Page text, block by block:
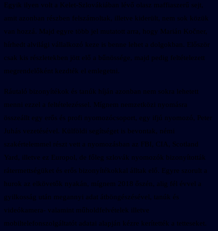
Egyik ilyen volt a Kelet-Szlovákiában lévő olasz maffiaszerű sejt,
amit azonban részben felszámoltak, illetve kiderült, nem sok közük
van hozzá. Majd egyre több jel mutatott arra, hogy Marián Kočner,
hírhedt alvilági vállalkozó keze is benne lehet a dolgokban. Először
csak kis részletekben jött elő a bűnössége, majd pedig feltételezett
megrendelőként kezdték el emlegetni.
Ráutaló bizonyítékok és tanúk híján azonban nem sokra lehetett
menni ezzel a feltételezéssel. Mígnem nemzetközi nyomásra
összeállt egy erős és profi nyomozócsoport, egy ifjú nyomozó, Peter
Juhás vezetésével. Külföldi segítséget is bevontak, némi
szakértelemmel részt vett a nyomozásban az FBI, CIA, Scotland
Yard, illetve ez Europol, de főleg szlovák nyomozók bizonyították
rátermettségüket és erős bizonyítékokkal álltak elő. Egyre szorult a
hurok az elkövetők nyakán, mígnem 2018 őszén, alig fél évvel a
gyilkosság után megannyi adat átböngészésével, tanúk és
videókamera- valamint műholdfelvételek illetve
mobiltelefonszolgáltatót adatai alapján kézre kerítették a tetteseket.